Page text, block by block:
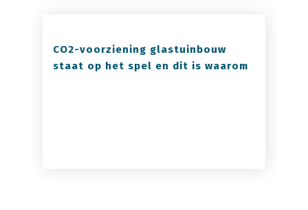
CO2-voorziening glastuinbouw
staat op het spel en dit is waarom